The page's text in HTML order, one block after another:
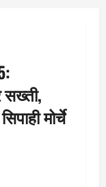
सख्ती,
मोर्चे